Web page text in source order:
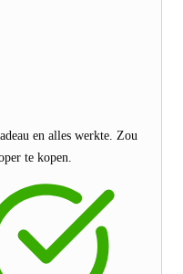
en alles werkte. Zou
te kopen.